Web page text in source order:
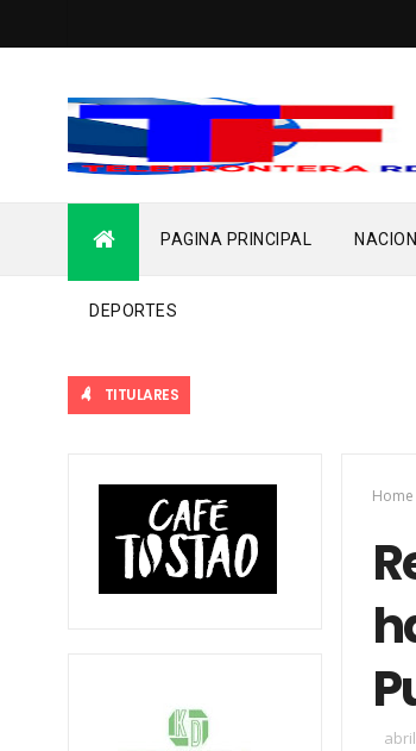
PAGINA PRINCIPAL
DEPORTES
TITULARES
Home